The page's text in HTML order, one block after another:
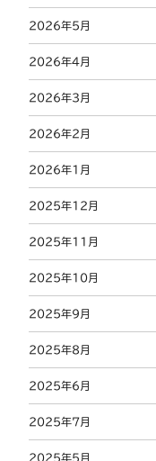
2026年5月
2026年4月
2026年3月
2026年2月
2026年1月
2025年12月
2025年11月
2025年10月
2025年9月
2025年8月
2025年6月
2025年7月
2025年5月